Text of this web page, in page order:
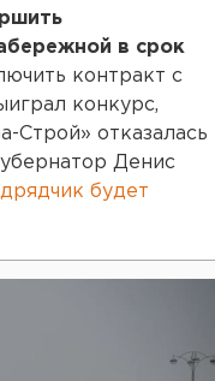
в срок
контракт с
конкурс,
Строй» отказалась
Денис
будет